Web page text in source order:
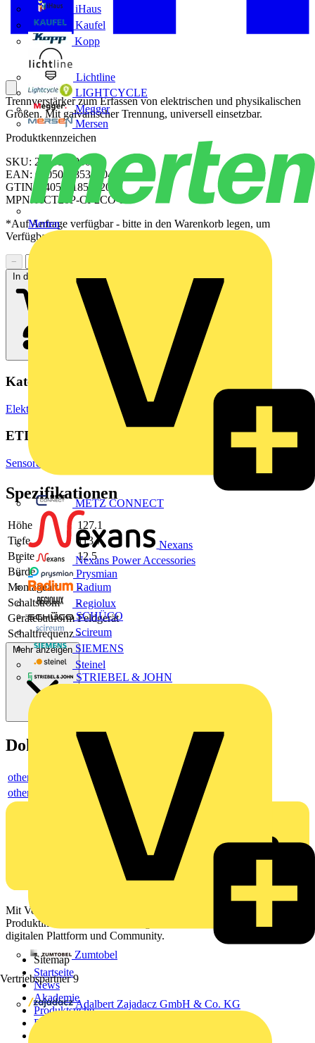
iHaus
Kaufel
Kopp
Lichtline
LIGHTCYCLE
Megger
Mersen
Merten
METZ CONNECT
Nexans
Nexans Power Accessories
Prysmian
Radium
Regiolux
SCHÜCO
Scireum
SIEMENS
Steinel
STRIEBEL & JOHN
Zumtobel
Vertriebspartner 9
Adalbert Zajadacz GmbH & Co. KG
Trennverstärker zum Erfassen von elektrischen und physikalischen
Größen. Mit galvanischer Trennung, universell einsetzbar.
Produktkennzeichen
SKU: 2514630000
EAN: 04050118535204
GTIN: 04050118535204
MPN: ACT20P-CI-2CO-P-P
*Auf Anfrage verfügbar - bitte in den Warenkorb legen, um
Verfügbarkeit zu prüfen
−
In den Warenkorb
Kategorien
Elektronische Bauteile Halbleiter
ETIM Group
Sensoren
Spezifikationen
Höhe
127.1
Tiefe
113.7
Breite
12.5
Bürde
Montageart
-
Schaltstrom
-
Gerätebauform Feldgerät
Schaltfrequenz -
Mehr anzeigen
Dokumente
others
others
Mit Voltimum erhalten Elektrofachkräfte Zugang zu Branchennews,
Produktinformationen, Schulungen und Tools – alles auf einer
digitalen Plattform und Community.
Sitemap
Startseite
News
Akademie
Produktsuche
Partner